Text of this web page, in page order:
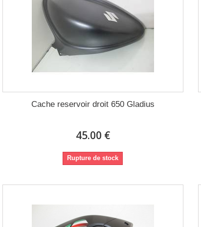
Cache reservoir droit 650 Gladius
45.00 €
Rupture de stock